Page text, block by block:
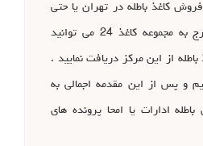
کاغذ باطله در تهران یا حتی
فروش کاغذ باطله در کرج به مجموعه کاغذ 24 می توانید
از این مرکز دریافت نمایید .
و پس از این مقدمه اجمالی به
ادارات یا امحا پرونده های